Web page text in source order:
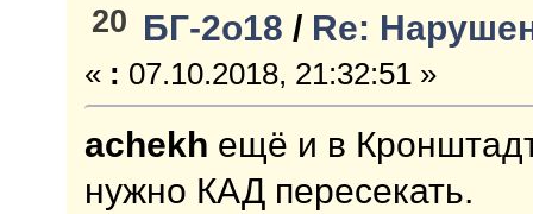
20 БГ-2о18 / Re:
« : 07.10.2018, 21:32:51 »
achekh ещё и в
нужно КАД пересекать.